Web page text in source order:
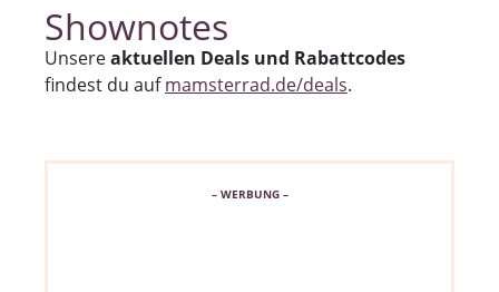
Shownotes
Unsereaktuellen Deals und Rabattcodes
findest du aufmamsterrad.de/deals.
– WERBUNG –